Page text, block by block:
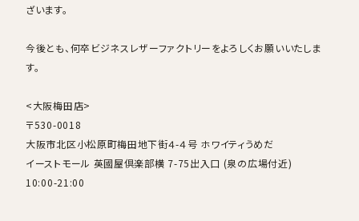
お気に入り
ざいます。
今後とも、何卒ビジネスレザーファクトリーをよろしくお願いいたしま
す。
<大阪梅田店>
〒530-0018
大阪市北区小松原町梅田地下街４-４号 ホワイティうめだ
イーストモール 英國屋倶楽部横 7-75出入口 (泉の広場付近)
10:00-21:00